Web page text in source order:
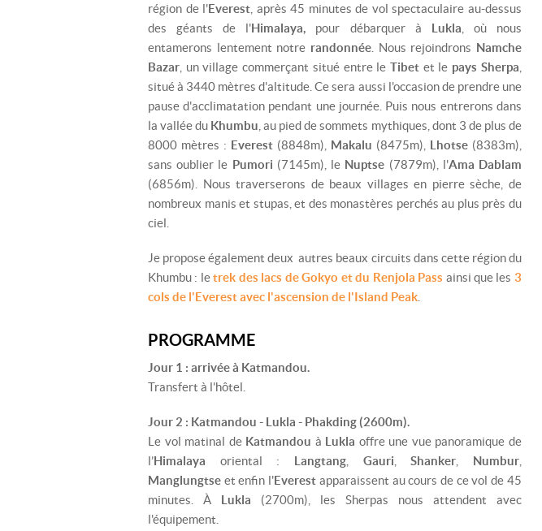
région de l'Everest , après 45 minutes de vol spectaculaire au-dessus
des géants de l'Himalaya, pour débarquer à Lukla , où nous
entamerons lentement notre randonnée. Nous rejoindrons Namche
Bazar , un village commerçant situé entre leTibet et le pays Sherpa
situé à 3440 mètres d'altitude. Ce sera aussi l'occasion de prendre une
pause d'acclimatation pendant une journée. Puis nous entrerons dans
la vallée du Khumbu , au pied de sommets mythiques, dont 3 de plus de
8000 mètres : Everest (8848m), Makalu (8475m), Lhotse (8383m),
sans oublier le Pumori (7145m), le Nuptse (7879m), l'Ama Dablam
(6856m). Nous traverserons de beaux villages en pierre sèche, de
nombreux manis et stupas, et des monastères perchés au plus près du
ciel.
Je propose également deux autres beaux circuits dans cette région du
Khumbu : letrek des lacs de Gokyo et du Renjola Pass ainsi que les 3
cols de l'Everest avec l'ascension de l'Island Peak.
PROGRAMME
Jour 1 : arrivée à Katmandou.
Transfert à l'hôtel.
Jour 2 : Katmandou - Lukla - Phakding (2600m).
Le vol matinal de Katmandou à Lukla offre une vue panoramique de
l’Himalaya oriental : Langtang, Gauri ,Shanker Numbur,
Manglungtse et enfin l'Everest apparaissent au cours de ce vol de 45
minutes. À Lukla (2700m), les Sherpas nous attendent avec
l'équipement.